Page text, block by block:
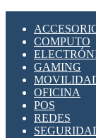
SUPRESOR
COMPUTO
GAMING
OFICINA
POS
REDES